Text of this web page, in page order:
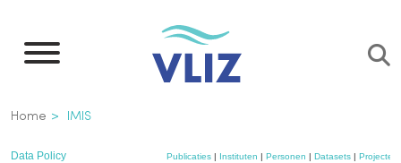
naar
inhoud
gaan
Kruimelpad
Home IMIS
Data Policy Publicaties| Instituten | Personen | Datasets| Projecten